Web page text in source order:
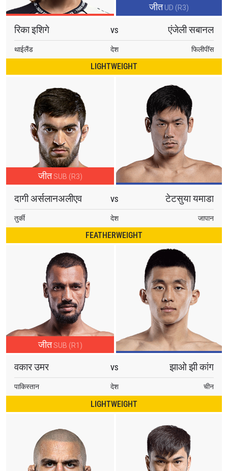
जीत UD (R3)
रिका इशिगे VS एंजेली सबानल
थाईलैंड देश फिलीपींस
LIGHTWEIGHT
जीत SUB (R3)
दागी अर्सलानअलीएव VS टेटसुया यमाडा
तुर्की देश जापान
FEATHERWEIGHT
जीत SUB (R1)
वकार उमर VS झाओ झी कांग
पाकिस्तान देश चीन
LIGHTWEIGHT
प्रतिद्वंद्वी
इवेंट
हाइलाइट्स देखें
STAY IN THE KNOW
Take ONE Championship wherever you go! Sign up now
to gain access to latest news, unlock special offers
and get first access to the best seats to our live
events.
ईमेल
सदस्यता लें
By submitting this form, you are agreeing to our
collection, use and disclosure of your information
under ourPrivacy Policy
. You may unsubscribe from
these communications at any time.